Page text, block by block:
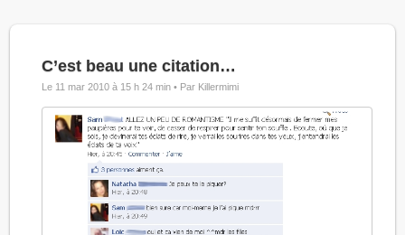
C’est beau une citation…
Le 11 mar 2010 à 15 h 24 min • Par Killermimi